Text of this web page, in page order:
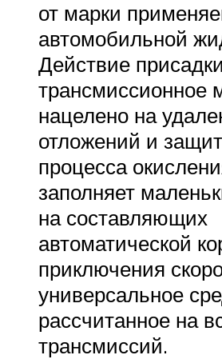
от марки
автомобильной
Действие
трансмиссионное
нацелено на
отложений и
процесса
заполняет
на составляющих
автоматической
приключения
универсальное
рассчитанное на
трансмиссий.